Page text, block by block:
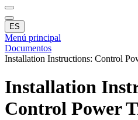
ES
Menú principal
Documentos
Installation Instructions: Control
Installation
Control Power